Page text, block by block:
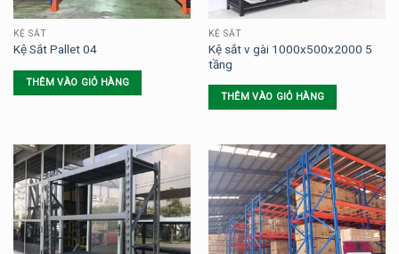
KỆ SẮT
Kệ Sắt Pallet 04
THÊM VÀO GIỎ HÀNG
KỆ SẮT
Kệ sắt v gài 1000x500x2000 5
tầng
THÊM VÀO GIỎ HÀNG